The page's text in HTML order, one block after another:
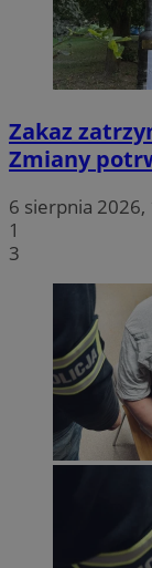
Zakaz
Zmiany
6 sierpnia 2026,
1
3